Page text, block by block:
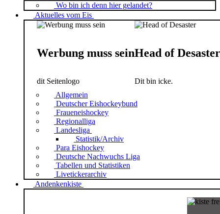
Wo bin ich denn hier gelandet?
Aktuelles vom Eis
Werbung muss sein
dit Seitenlogo
Head of Desaster
Dit bin icke.
Allgemein
Deutscher Eishockeybund
Fraueneishockey
Regionalliga
Landesliga
Statistik/Archiv
Para Eishockey
Deutsche Nachwuchs Liga
Tabellen und Statistiken
Livetickerarchiv
Andenkenkiste